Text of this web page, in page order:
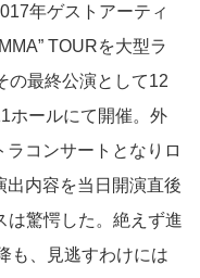
年ゲストアーティ
TOURを大型ラ
の最終公演として12
ホールにて開催。外
コンサートとなりロ
出内容を当日開演直後
は驚愕した。絶えず進
も、見逃すわけには